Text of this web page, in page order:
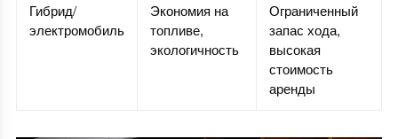
Гибрид/
электромобиль
Экономия на
топливе,
экологичность
Ограниченный
запас хода,
высокая
стоимость
аренды